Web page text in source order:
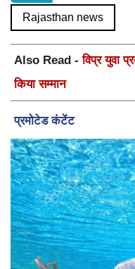
Rajasthan news
Also Read -विप्र युवा
किया सम्मान